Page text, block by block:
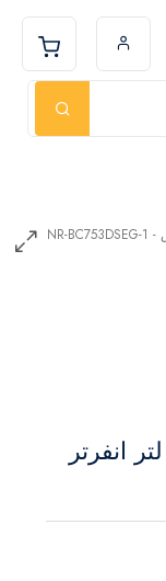
ثلاجة باناسونيك نوفروست 575 لتر انفرتر